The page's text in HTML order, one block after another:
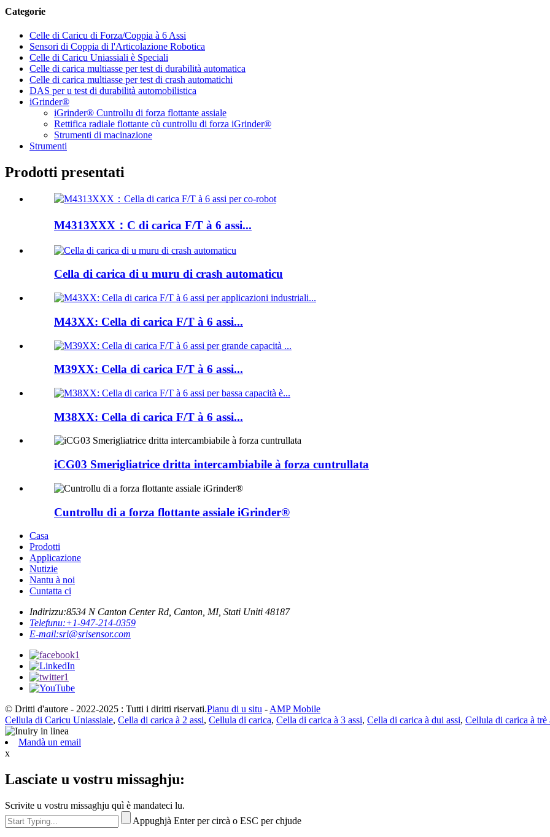
Categorie
Celle di Caricu di Forza/Coppia à 6 Assi
Sensori di Coppia di l'Articolazione Robotica
Celle di Caricu Uniassiali è Speciali
Celle di carica multiasse per test di durabilità automatica
Celle di carica multiasse per test di crash automatichi
DAS per u test di durabilità automobilistica
iGrinder®
iGrinder® Cuntrollu di forza flottante assiale
Rettifica radiale flottante cù cuntrollu di forza iGrinder®
Strumenti di macinazione
Strumenti
Prodotti presentati
M4313XXX：C di carica F/T à 6 assi...
Cella di carica di u muru di crash automaticu
M43XX: Cella di carica F/T à 6 assi...
M39XX: Cella di carica F/T à 6 assi...
M38XX: Cella di carica F/T à 6 assi...
iCG03 Smerigliatrice dritta intercambiabile à forza cuntrullata
Cuntrollu di a forza flottante assiale iGrinder®
Casa
Prodotti
Applicazione
Nutizie
Nantu à noi
Cuntatta ci
Indirizzu:8534 N Canton Center Rd, Canton, MI, Stati Uniti 48187
Telefunu:+1-947-214-0359
E-mail:sri@srisensor.com
© Dritti d'autore - 2022-2025 : Tutti i diritti riservati.Pianu di u situ - AMP Mobile
Cellula di Caricu Uniassiale, Cella di carica à 2 assi, Cellula di carica, Cella di carica à 3 assi, Cella di carica à dui assi, Cellula di carica à trè
Mandà un email
x
Lasciate u vostru missaghju:
Scrivite u vostru missaghju quì è mandateci lu.
Appughjà Enter per circà o ESC per chjude